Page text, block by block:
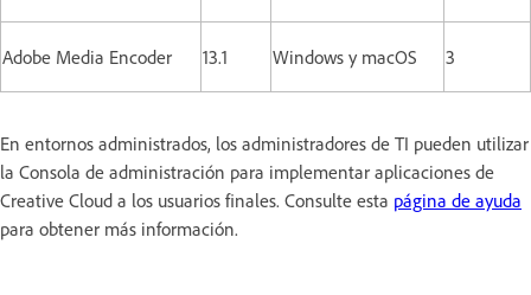
Adobe Media Encoder 13.1 Windows y macOS 3
En entornos administrados, los administradores de TI pueden utilizar
la Consola de administración para implementar aplicaciones de
Creative Cloud a los usuarios finales. Consulte esta página de ayuda
para obtener más información.